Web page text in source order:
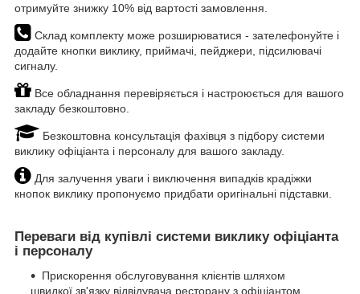
отримуйте знижку 10% від вартості замовлення.
Склад комплекту може розширюватися - зателефонуйте і
додайте кнопки виклику, приймачі, пейджери, підсилювачі
сигналу.
Все обладнання перевіряється і настроюється для вашого
закладу безкоштовно.
Безкоштовна консультація фахівця з підбору системи
виклику офіціанта і персоналу для вашого закладу.
Для залучення уваги і виключення випадків крадіжки
кнопок виклику пропонуємо придбати оригінальні підставки.
Переваги від купівлі системи виклику офіціанта
і персоналу
Прискорення обслуговування клієнтів шляхом
швидкої зв'язку відвідувача ресторану з офіціантом.